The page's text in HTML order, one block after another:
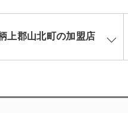
上郡山北町の加盟店